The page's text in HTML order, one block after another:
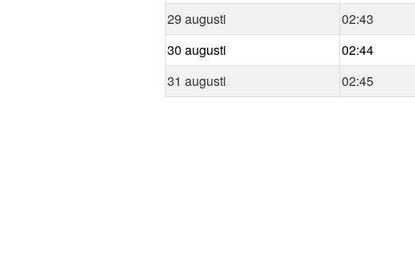
29 augusti
02:43
30 augusti
02:44
31 augusti
02:45